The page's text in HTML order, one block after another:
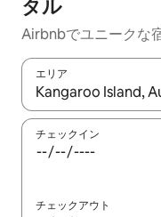
タル
Airbnbでユニークな
エリア
検索結果が表示され
チェックイン
チェックアウト